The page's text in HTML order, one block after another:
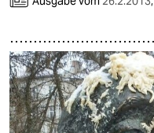
verlag
veranstaltungen
shop